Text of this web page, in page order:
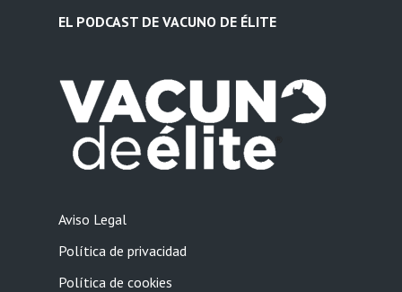
EL PODCAST DE VACUNO DE ÉLITE
Aviso Legal
Política de privacidad
Política de cookies